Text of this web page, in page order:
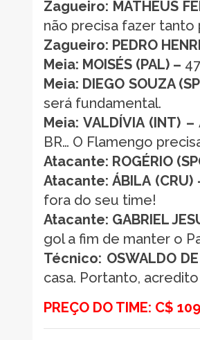
Zagueiro: MATHEUS
não precisa fazer tanto
Zagueiro: PEDRO
Meia: MOISÉS (PAL) –
Meia: DIEGO SOUZA
será fundamental.
Meia: VALDÍVIA (INT) –
BR… O Flamengo
Atacante: ROGÉRIO
Atacante: ÁBILA (CRU)
fora do seu time!
Atacante: GABRIEL
gol a fim de manter o
Técnico: OSWALDO
casa. Portanto,
PREÇO DO TIME: C$